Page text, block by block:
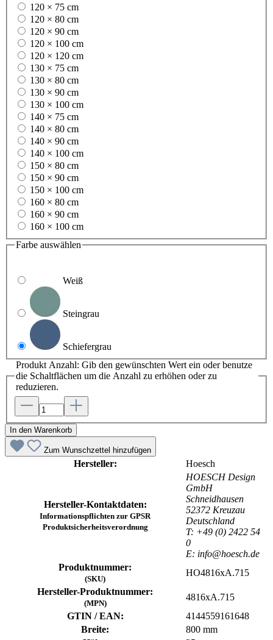
120 × 75 cm
120 × 80 cm
120 × 90 cm
120 × 100 cm
120 × 120 cm
130 × 75 cm
130 × 80 cm
130 × 90 cm
130 × 100 cm
140 × 75 cm
140 × 80 cm
140 × 90 cm
140 × 100 cm
150 × 80 cm
150 × 90 cm
150 × 100 cm
160 × 80 cm
160 × 90 cm
160 × 100 cm
Farbe auswählen
Weiß
Steingrau
Schiefergrau
Produkt Anzahl: Gib den gewünschten Wert ein oder benutze
die Schaltflächen um die Anzahl zu erhöhen oder zu
reduzieren.
In den Warenkorb
Zum Wunschzettel hinzufügen
Hersteller: Hoesch
Hersteller-Kontaktdaten:
Informationspflichten zur GPSR
Produktsicherheitsverordnung
HOESCH Design
GmbH
Schneidhausen
52372 Kreuzau
Deutschland
T: +49 (0) 2422 54
0
E: info@hoesch.de
Produktnummer:
(SKU)
HO4816xA.715
Hersteller-Produktnummer:
(MPN)
4816xA.715
GTIN / EAN:
4144559161648
Breite:
800 mm